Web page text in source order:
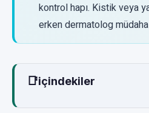
kontrol hapı. Kistik veya
erken dermatolog
📑içindekiler